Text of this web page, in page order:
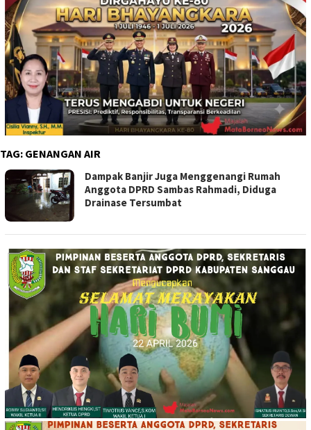
TAG: GENANGAN AIR
Dampak Banjir Juga Menggenangi Rumah
Anggota DPRD Sambas Rahmadi, Diduga
Drainase Tersumbat